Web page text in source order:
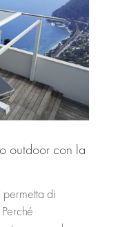
outdoor con la
di